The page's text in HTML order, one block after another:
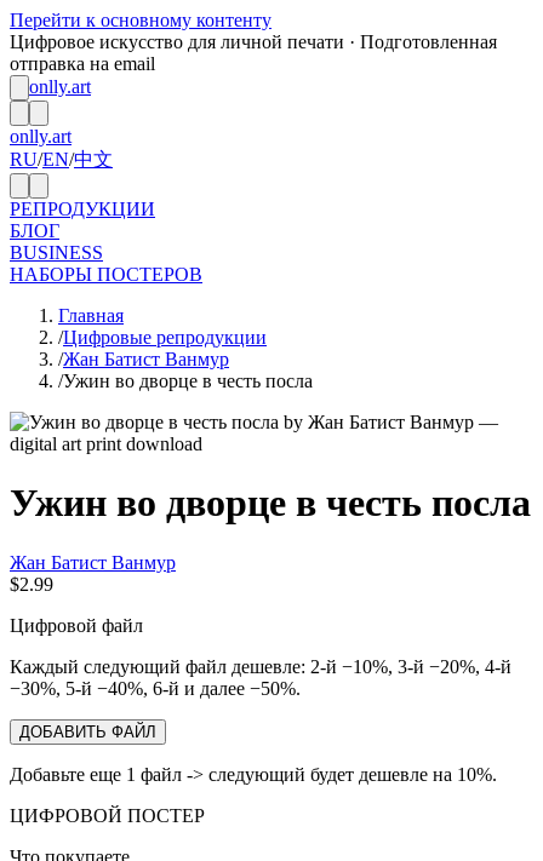
Перейти к основному контенту
Цифровое искусство для личной печати · Подготовленная
отправка на email
onlly.art
onlly.art
RU/EN/中文
РЕПРОДУКЦИИ
БЛОГ
BUSINESS
НАБОРЫ ПОСТЕРОВ
Главная
/Цифровые репродукции
/Жан Батист Ванмур
/Ужин во дворце в честь посла
Ужин во дворце в честь посла
Жан Батист Ванмур
$2.99
Цифровой файл
Каждый следующий файл дешевле: 2-й −10%, 3-й −20%, 4-й
−30%, 5-й −40%, 6-й и далее −50%.
ДОБАВИТЬ ФАЙЛ
Добавьте еще 1 файл -> следующий будет дешевле на 10%.
ЦИФРОВОЙ ПОСТЕР
Что покупаете